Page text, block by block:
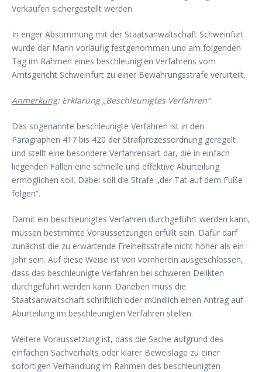
Verkäufen sichergestellt werden.
In enger Abstimmung mit der Staatsanwaltschaft Schweinfurt
wurde der Mann vorläufig festgenommen und am folgenden
Tag im Rahmen eines beschleunigten Verfahrens vom
Amtsgericht Schweinfurt zu einer Bewährungsstrafe verurteilt.
Anmerkung: Erklärung „Beschleunigtes Verfahren“
Das sogenannte beschleunigte Verfahren ist in den
Paragraphen 417 bis 420 der Strafprozessordnung geregelt
und stellt eine besondere Verfahrensart dar, die in einfach
liegenden Fällen eine schnelle und effektive Aburteilung
ermöglichen soll. Dabei soll die Strafe „der Tat auf dem Fuße
folgen“.
Damit ein beschleunigtes Verfahren durchgeführt werden kann,
müssen bestimmte Voraussetzungen erfüllt sein. Dafür darf
zunächst die zu erwartende Freiheitsstrafe nicht höher als ein
Jahr sein. Auf diese Weise ist von vornherein ausgeschlossen,
dass das beschleunigte Verfahren bei schweren Delikten
durchgeführt werden kann. Daneben muss die
Staatsanwaltschaft schriftlich oder mündlich einen Antrag auf
Aburteilung im beschleunigten Verfahren stellen.
Weitere Voraussetzung ist, dass die Sache aufgrund des
einfachen Sachverhalts oder klarer Beweislage zu einer
sofortigen Verhandlung im Rahmen des beschleunigten